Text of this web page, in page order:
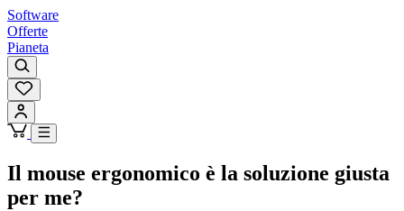
Software
Offerte
Pianeta
Il mouse ergonomico è la soluzione giusta
per me?